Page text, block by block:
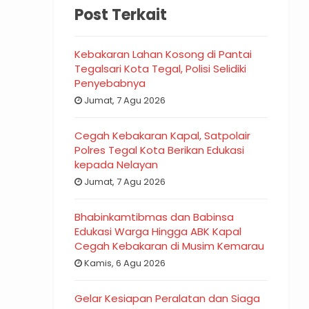
Post Terkait
Kebakaran Lahan Kosong di Pantai
Tegalsari Kota Tegal, Polisi Selidiki
Penyebabnya
Jumat, 7 Agu 2026
Cegah Kebakaran Kapal, Satpolair
Polres Tegal Kota Berikan Edukasi
kepada Nelayan
Jumat, 7 Agu 2026
Bhabinkamtibmas dan Babinsa
Edukasi Warga Hingga ABK Kapal
Cegah Kebakaran di Musim Kemarau
Kamis, 6 Agu 2026
Gelar Kesiapan Peralatan dan Siaga